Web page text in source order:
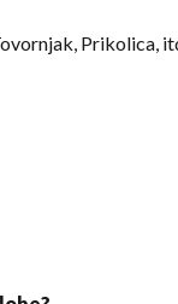
Prikolica,